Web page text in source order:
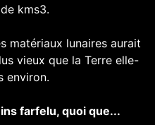
kms3.
matériaux lunaires aurait
vieux que la Terre elle-
environ.
farfelu, quoi que...